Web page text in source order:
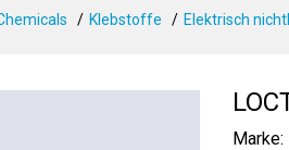
Klebstoffe Elektrisch
Marke: